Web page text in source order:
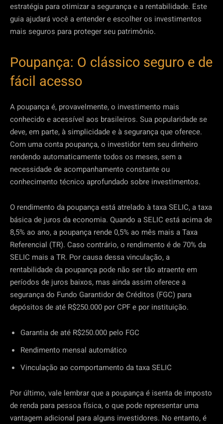
estratégia para otimizar a segurança e a rentabilidade. Este
guia ajudará você a entender e escolher os investimentos
mais seguros para proteger seu patrimônio.
Poupança: O clássico seguro e de
fácil acesso
A poupança é, provavelmente, o investimento mais
conhecido e acessível aos brasileiros. Sua popularidade se
deve, em parte, à simplicidade e à segurança que oferece.
Com uma conta poupança, o investidor tem seu dinheiro
rendendo automaticamente todos os meses, sem a
necessidade de acompanhamento constante ou
conhecimento técnico aprofundado sobre investimentos.
O rendimento da poupança está atrelado à taxa SELIC, a taxa
básica de juros da economia. Quando a SELIC está acima de
8,5% ao ano, a poupança rende 0,5% ao mês mais a Taxa
Referencial (TR). Caso contrário, o rendimento é de 70% da
SELIC mais a TR. Por causa dessa vinculação, a
rentabilidade da poupança pode não ser tão atraente em
períodos de juros baixos, mas ainda assim oferece a
segurança do Fundo Garantidor de Créditos (FGC) para
depósitos de até R$250.000 por CPF e por instituição.
Garantia de até R$250.000 pelo FGC
Rendimento mensal automático
Vinculação ao comportamento da taxa SELIC
Por último, vale lembrar que a poupança é isenta de imposto
de renda para pessoa física, o que pode representar uma
vantagem adicional para alguns investidores. No entanto, é